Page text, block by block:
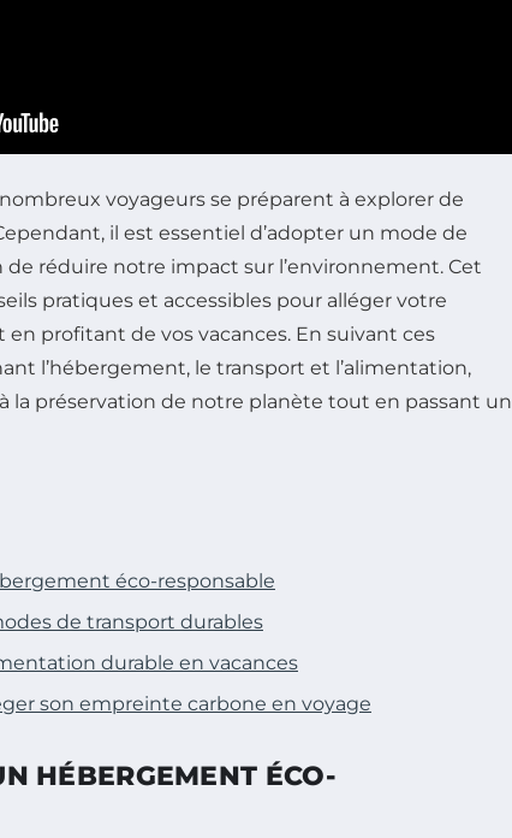
nombreux voyageurs se préparent à explorer de
il est essentiel d’adopter un mode de
de réduire notre impact sur l’environnement. Cet
pratiques et accessibles pour alléger votre
en profitant de vos vacances. En suivant ces
l’hébergement, le transport et l’alimentation,
la préservation de notre planète tout en passant un
éco-responsable
de transport durables
durable en vacances
son empreinte carbone en voyage
HÉBERGEMENT ÉCO-